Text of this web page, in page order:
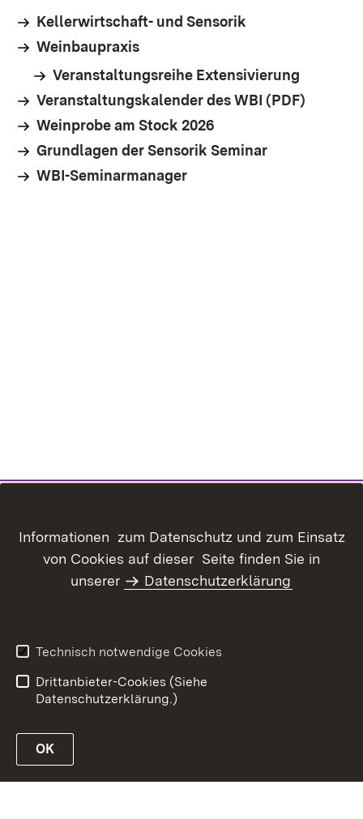
Kellerwirtschaft- und Sensorik
Weinbaupraxis
Veranstaltungsreihe Extensivierung
Veranstaltungskalender des WBI (PDF)
Weinprobe am Stock 2026
Grundlagen der Sensorik Seminar
WBI-Seminarmanager
Informationen zum Datenschutz und zum Einsatz
von Cookies auf dieser Seite finden Sie in
unserer
Datenschutzerklärung
Technisch notwendige Cookies
Drittanbieter-Cookies (Siehe
Datenschutzerklärung.)
OK